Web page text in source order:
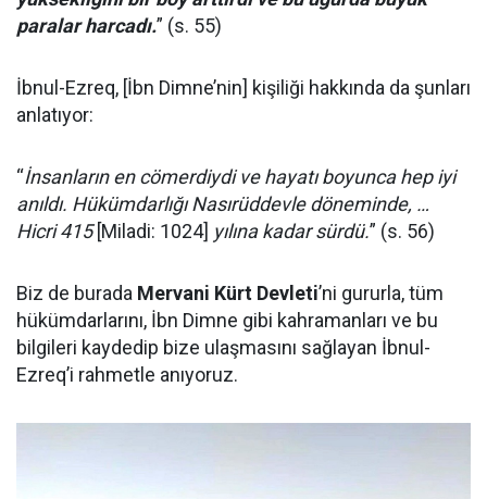
paralar harcadı.” (s. 55)
İbnul-Ezreq, [İbn Dimne’nin] kişiliği hakkında da şunları
anlatıyor:
“İnsanların en cömerdiydi ve hayatı boyunca hep iyi
anıldı. Hükümdarlığı Nasırüddevle döneminde, …
Hicri 415[Miladi: 1024] yılına kadar sürdü.” (s. 56)
Biz de burada Mervani Kürt Devleti’ni gururla, tüm
hükümdarlarını, İbn Dimne gibi kahramanları ve bu
bilgileri kaydedip bize ulaşmasını sağlayan İbnul-
Ezreq’i rahmetle anıyoruz.